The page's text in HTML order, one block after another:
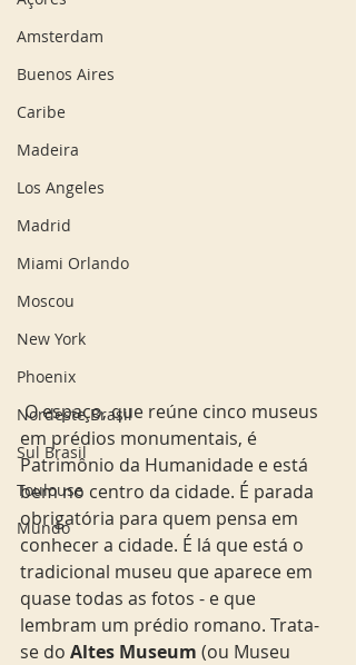
Amsterdam
Buenos Aires
Caribe
Madeira
Los Angeles
Madrid
Miami Orlando
Moscou
New York
Phoenix
Nordeste Brasil
Sul Brasil
Toulouse
Mundo
O espaço, que reúne cinco museus
em prédios monumentais, é
Patrimônio da Humanidade e está
bem no centro da cidade. É parada
obrigatória para quem pensa em
conhecer a cidade. É lá que está o
tradicional museu que aparece em
quase todas as fotos - e que
lembram um prédio romano. Trata-
se do Altes Museum (ou Museu